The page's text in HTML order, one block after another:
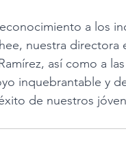
a los
nuestra
así como a
inquebrantable y
de nuestros